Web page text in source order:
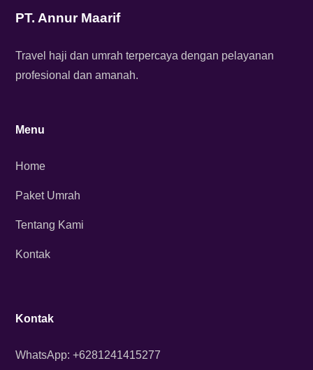
PT. Annur Maarif
Travel haji dan umrah terpercaya dengan pelayanan
profesional dan amanah.
Menu
Home
Paket Umrah
Tentang Kami
Kontak
Kontak
WhatsApp: +6281241415277